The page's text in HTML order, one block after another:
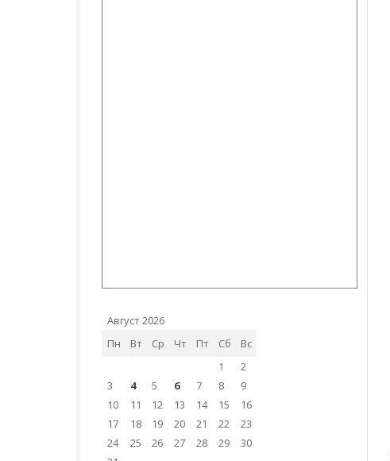
Август 2026
Пн
Вт Ср Чт Пт Сб
Вс
1
2
3
4 5 6 7 8
9
10
11 12 13 14 15
16
17
18 19 20 21 22
23
24
25 26 27 28 29
30